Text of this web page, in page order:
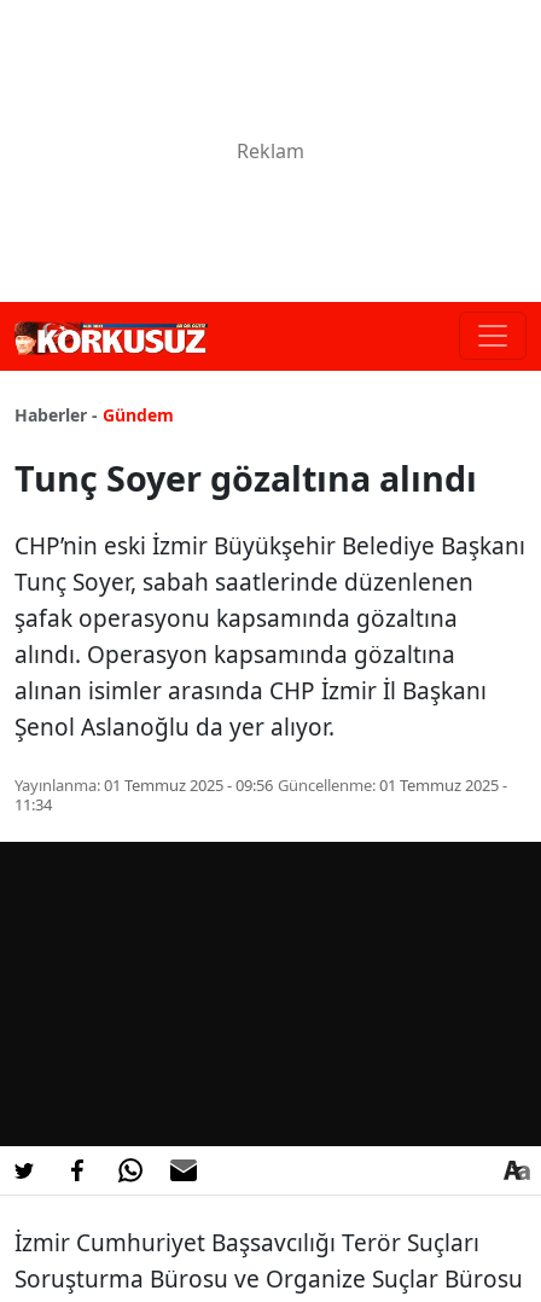
Haberler - Gündem
Tunç Soyer gözaltına alındı
CHP’nin eski İzmir Büyükşehir Belediye Başkanı
Tunç Soyer, sabah saatlerinde düzenlenen
şafak operasyonu kapsamında gözaltına
alındı. Operasyon kapsamında gözaltına
alınan isimler arasında CHP İzmir İl Başkanı
Şenol Aslanoğlu da yer alıyor.
Yayınlanma:01 Temmuz 2025 - 09:56 Güncellenme:01 Temmuz 2025 -
11:34
İzmir Cumhuriyet Başsavcılığı Terör Suçları
Soruşturma Bürosu ve Organize Suçlar Bürosu